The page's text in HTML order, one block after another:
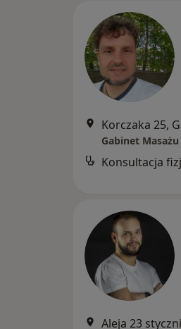
Korczaka 25,
Konsultacja
Aleja 23